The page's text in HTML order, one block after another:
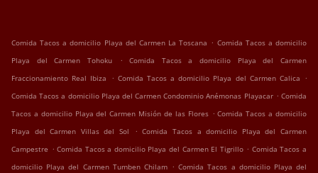
Comida Tacos a domicilio Playa del Carmen La Toscana . Comida Tacos a domicilio
Playa del Carmen Tohoku
.
Comida Tacos a domicilio Playa del Carmen
Fraccionamiento Real Ibiza
. Comida Tacos a domicilio Playa del Carmen Calica .
Comida Tacos a domicilio Playa del Carmen Condominio Anémonas Playacar . Comida
Tacos a domicilio Playa del Carmen Misión de las Flores . Comida Tacos a domicilio
Playa del Carmen Villas del Sol
. Comida Tacos a domicilio Playa del Carmen
Campestre . Comida Tacos a domicilio Playa del Carmen El Tigrillo . Comida Tacos a
domicilio Playa del Carmen Tumben Chilam . Comida Tacos a domicilio Playa del